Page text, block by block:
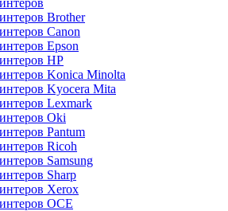
Brother
Canon
Epson
HP
Konica Minolta
Kyocera Mita
Lexmark
Oki
Pantum
Ricoh
Samsung
Sharp
Xerox
OCE